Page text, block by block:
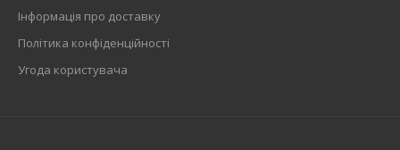
Інформація про доставку
Політика конфіденційності
Угода користувача